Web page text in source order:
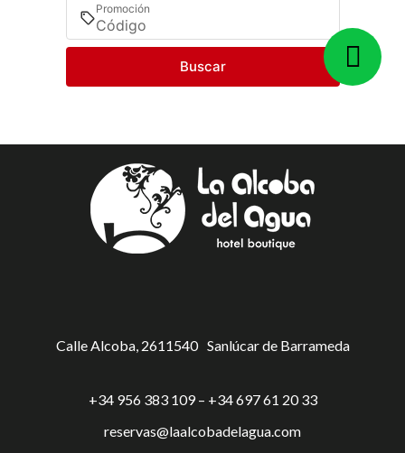
Promoción
Buscar
Calle Alcoba, 2611540 Sanlúcar de Barrameda
+34 956 383 109 – +34 697 61 20 33
reservas@laalcobadelagua.com